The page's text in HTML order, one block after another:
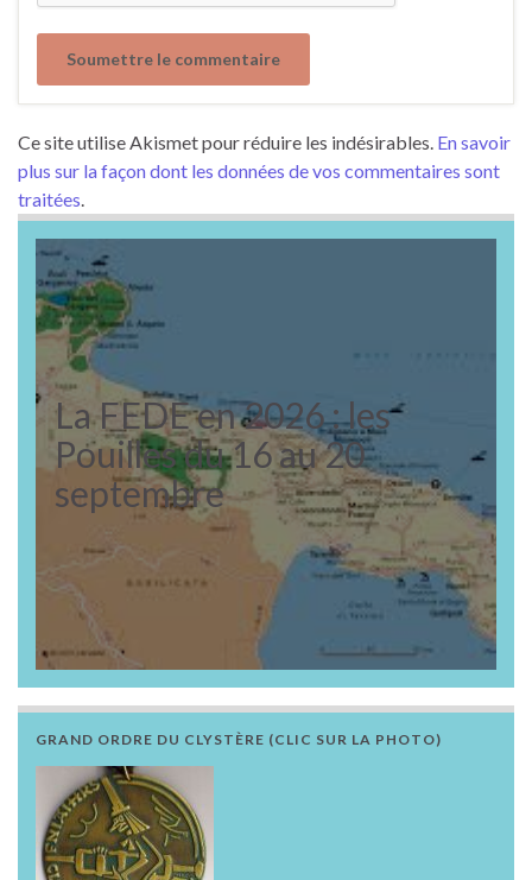
Ce site utilise Akismet pour réduire les indésirables. En savoir
plus sur la façon dont les données de vos commentaires sont
traitées.
La FEDE en 2026 : les
Pouilles du 16 au 20
septembre
GRAND ORDRE DU CLYSTÈRE (CLIC SUR LA PHOTO)